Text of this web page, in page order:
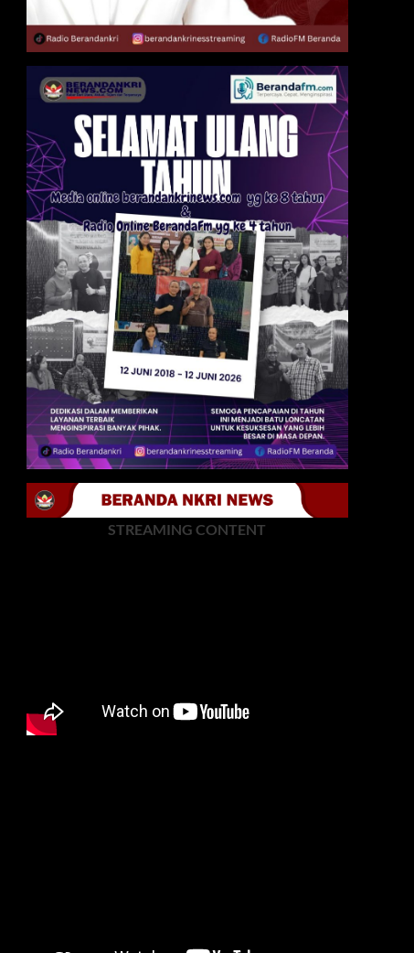
STREAMING CONTENT